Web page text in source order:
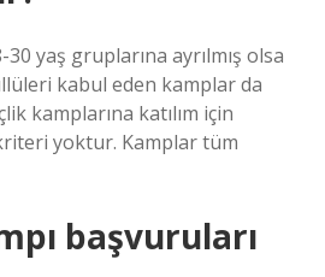
yaş gruplarına ayrılmış olsa
kabul eden kamplar da
kamplarına katılım için
yoktur. Kamplar tüm
başvuruları